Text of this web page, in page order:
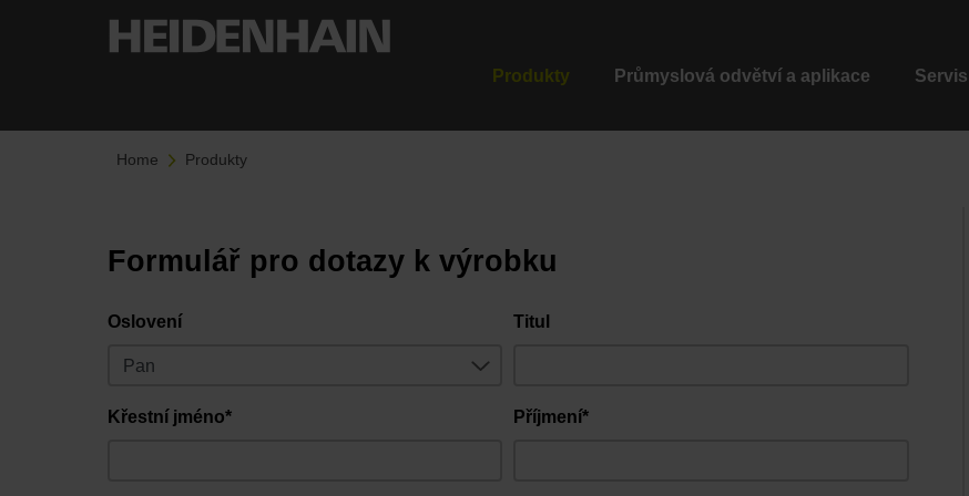
Produkty Průmyslová odvětví a aplikace
Home Produkty
Formulář pro dotazy k výrobku
Oslovení Titul
Křestní jméno* Příjmení*